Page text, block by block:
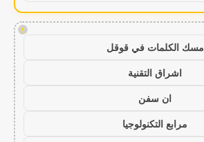
!
مسك الكلمات في قوقل
اشراق التقنية
ان سفن
مرابع التكنولوجيا